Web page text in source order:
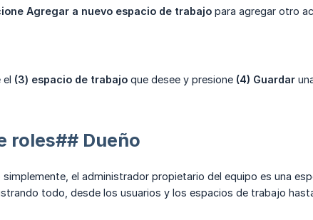
Agregar a nuevo espacio de trabajo para agregar otro
el (3) espacio de trabajo que desee y presione (4) Guardar
roles## Dueño
simplemente, el administrador propietario del equipo es una
todo, desde los usuarios y los espacios de trabajo